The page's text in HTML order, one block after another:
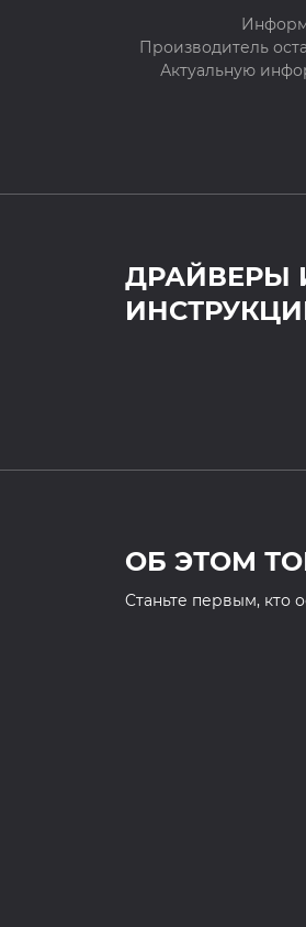
Производитель
Актуальную
ДРАЙВЕРЫ
ОБ ЭТОМ
Cтаньте первым, кто